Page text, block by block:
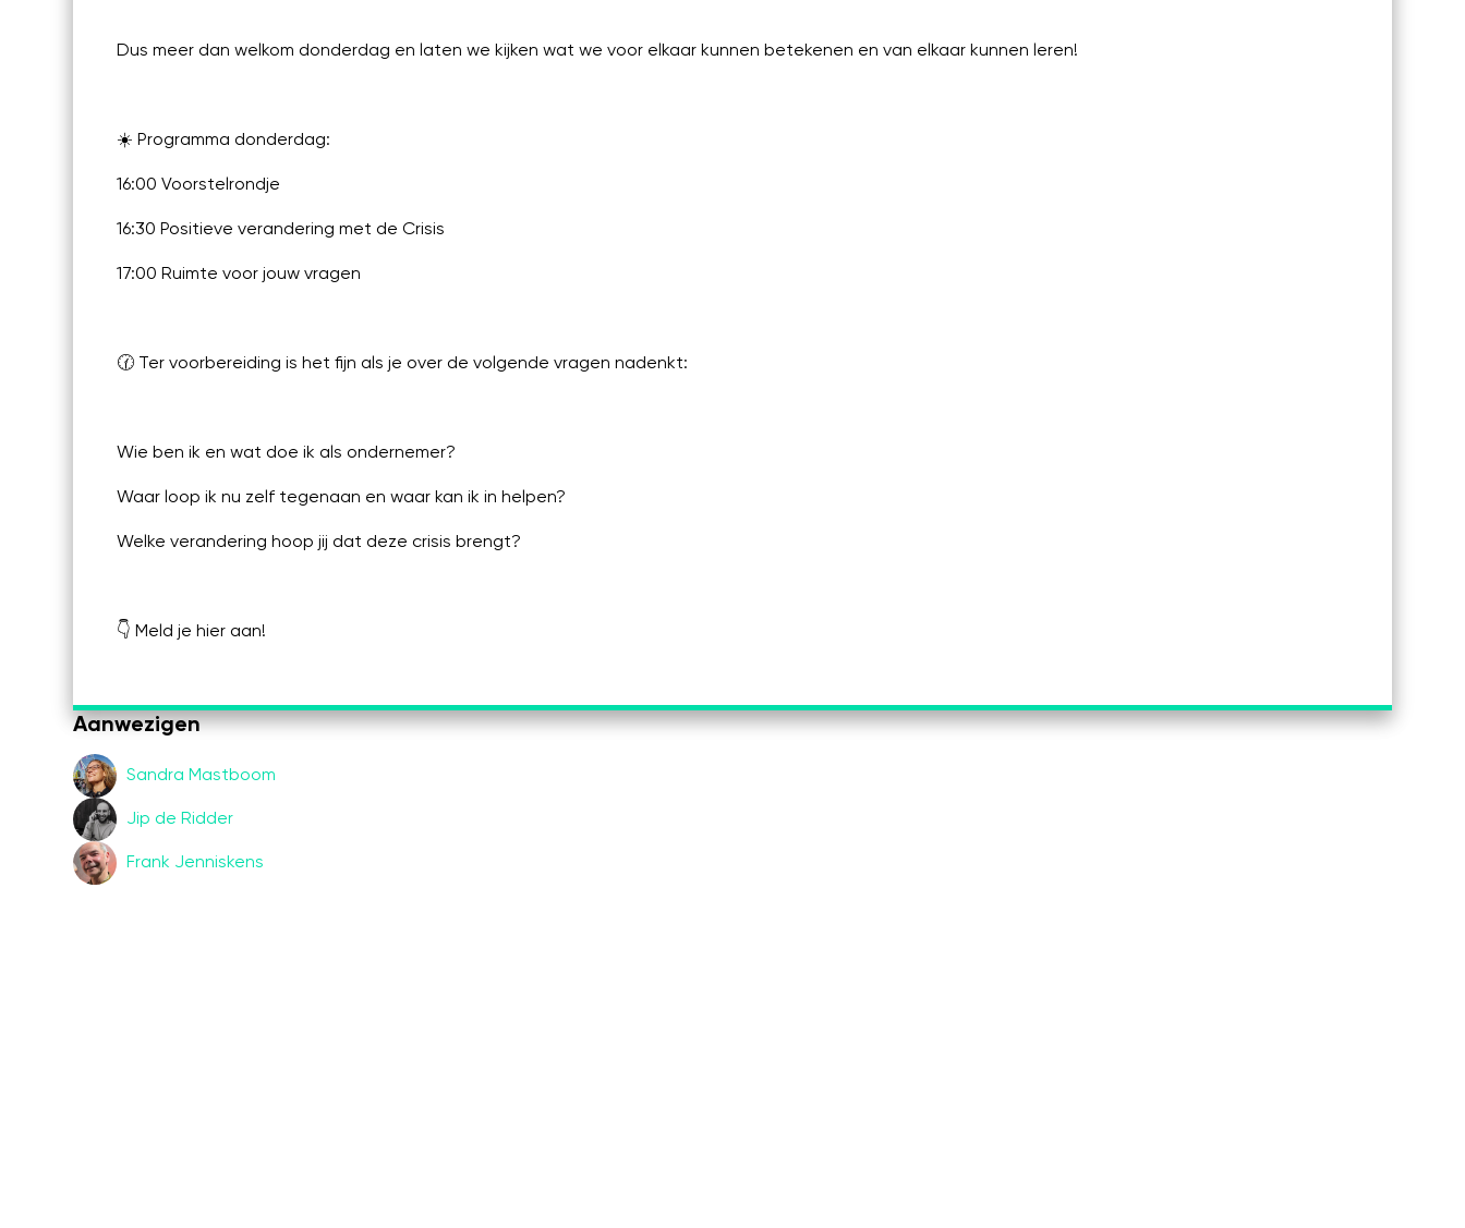
Dus meer dan welkom donderdag en laten we kijken wat we voor elkaar kunnen betekenen en van elkaar kunnen leren!
☀️ Programma donderdag:
16:00 Voorstelrondje
16:30 Positieve verandering met de Crisis
17:00 Ruimte voor jouw vragen
🕜 Ter voorbereiding is het fijn als je over de volgende vragen nadenkt:
Wie ben ik en wat doe ik als ondernemer?
Waar loop ik nu zelf tegenaan en waar kan ik in helpen?
Welke verandering hoop jij dat deze crisis brengt?
👇 Meld je hier aan!
Aanwezigen
Sandra Mastboom
Jip de Ridder
Frank Jenniskens